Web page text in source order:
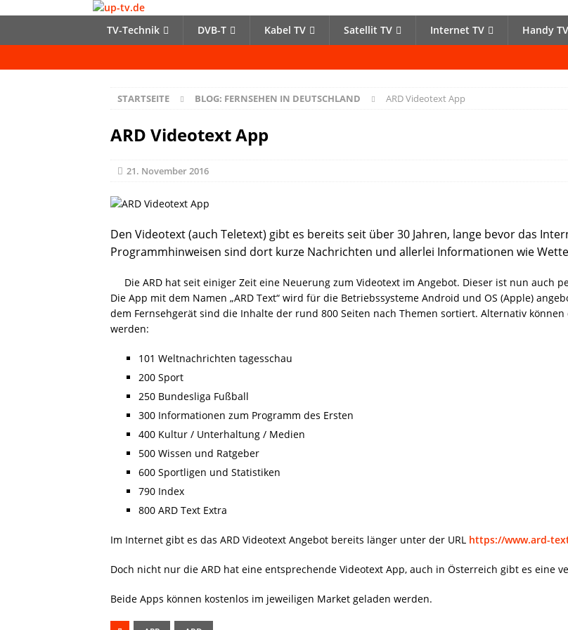
TV-Technik DVB-T Kabel TV Satellit TV Internet TV Handy TV
STARTSEITE BLOG: FERNSEHEN IN DEUTSCHLAND ARD Videotext App
ARD Videotext App
21. November 2016
Den Videotext (auch Teletext) gibt es bereits seit über 30 Jahren, lange bevor das
Programmhinweisen sind dort kurze Nachrichten und allerlei Informationen wie
Die ARD hat seit einiger Zeit eine Neuerung zum Videotext im Angebot. Dieser ist nun auch
Die App mit dem Namen „ARD Text“ wird für die Betriebssysteme Android und OS (Apple)
dem Fernsehgerät sind die Inhalte der rund 800 Seiten nach Themen sortiert. Alternativ
werden:
101 Weltnachrichten tagesschau
200 Sport
250 Bundesliga Fußball
300 Informationen zum Programm des Ersten
400 Kultur / Unterhaltung / Medien
500 Wissen und Ratgeber
600 Sportligen und Statistiken
790 Index
800 ARD Text Extra
Im Internet gibt es das ARD Videotext Angebot bereits länger unter der URL https://www.ard-
Doch nicht nur die ARD hat eine entsprechende Videotext App, auch in Österreich gibt es eine
Beide Apps können kostenlos im jeweiligen Market geladen werden.